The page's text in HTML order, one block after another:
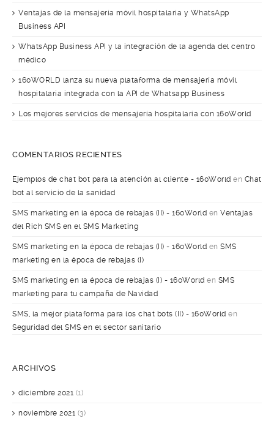
Ventajas de la mensajería móvil hospitalaria y WhatsApp
Business API
WhatsApp Business API y la integración de la agenda del centro
médico
160WORLD lanza su nueva plataforma de mensajería móvil
hospitalaria integrada con la API de Whatsapp Business
Los mejores servicios de mensajería hospitalaria con 160World
COMENTARIOS RECIENTES
Ejemplos de chat bot para la atención al cliente - 160World en Chat
bot al servicio de la sanidad
SMS marketing en la época de rebajas (II) - 160World en Ventajas
del Rich SMS en el SMS Marketing
SMS marketing en la época de rebajas (II) - 160World en SMS
marketing en la época de rebajas (I)
SMS marketing en la época de rebajas (I) - 160World en SMS
marketing para tu campaña de Navidad
SMS, la mejor plataforma para los chat bots (II) - 160World en
Seguridad del SMS en el sector sanitario
ARCHIVOS
diciembre 2021 (1)
noviembre 2021 (3)